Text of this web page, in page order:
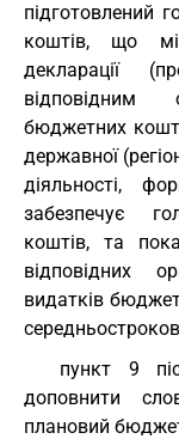
підготовлений
коштів, що
декларації
відповідним
бюджетних
державної
діяльності,
забезпечує
коштів, та
відповідних
видатків
пункт 9
доповнити
плановий